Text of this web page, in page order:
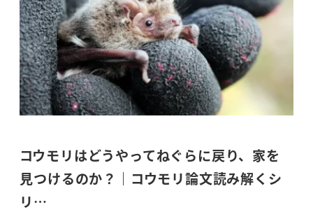
​コウモリはどうやってねぐらに戻り、家を
見つけるのか？｜コウモリ論文読み解くシ
リ…